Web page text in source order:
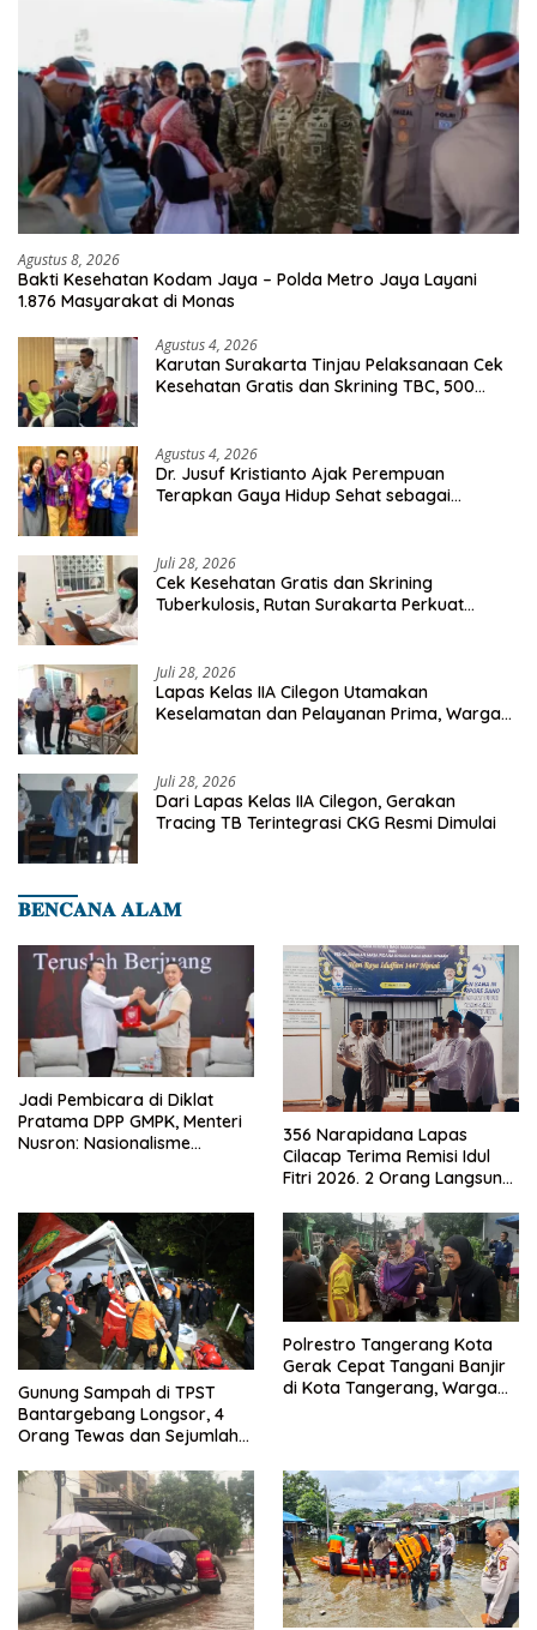
Agustus 8, 2026
Bakti Kesehatan Kodam Jaya – Polda Metro Jaya Layani
1.876 Masyarakat di Monas
Agustus 4, 2026
Karutan Surakarta Tinjau Pelaksanaan Cek
Kesehatan Gratis dan Skrining TBC, 500
Agustus 4, 2026
Dr. Jusuf Kristianto Ajak Perempuan
Terapkan Gaya Hidup Sehat sebagai
Juli 28, 2026
Cek Kesehatan Gratis dan Skrining
Tuberkulosis, Rutan Surakarta Perkuat
Juli 28, 2026
Lapas Kelas IIA Cilegon Utamakan
Keselamatan dan Pelayanan Prima, Warga
Juli 28, 2026
Dari Lapas Kelas IIA Cilegon, Gerakan
Tracing TB Terintegrasi CKG Resmi Dimulai
𝐁𝐄𝐍𝐂𝐀𝐍𝐀 𝐀𝐋𝐀𝐌
Jadi Pembicara di Diklat
Pratama DPP GMPK, Menteri
Nusron: Nasionalisme
356 Narapidana Lapas
Cilacap Terima Remisi Idul
Fitri 2026. 2 Orang Langsung
Gunung Sampah di TPST
Bantargebang Longsor, 4
Orang Tewas dan Sejumlah
Polrestro Tangerang Kota
Gerak Cepat Tangani Banjir
di Kota Tangerang, Warga